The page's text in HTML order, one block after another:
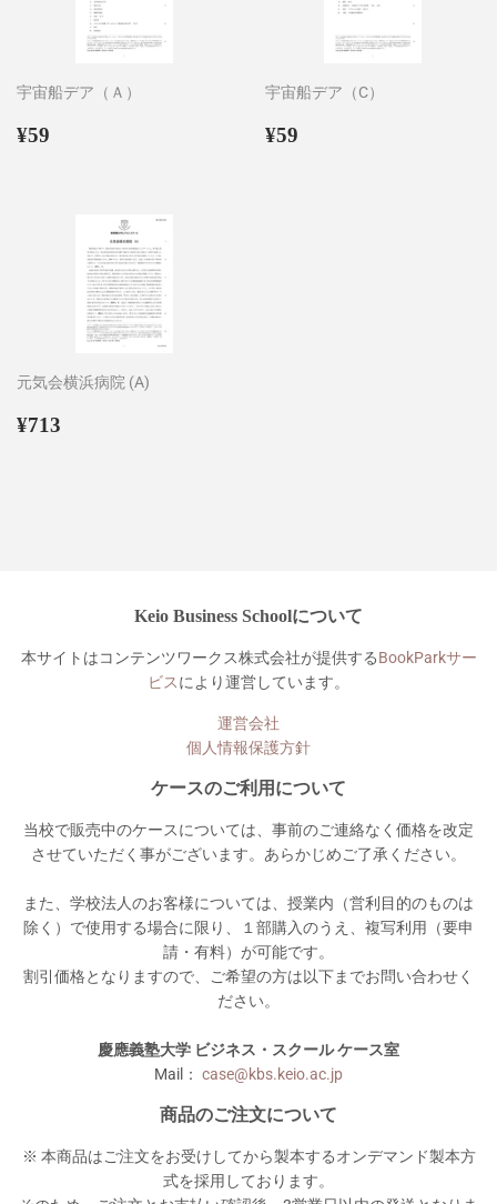
宇宙船デア（Ａ）
通
¥59
宇宙船デア（C）
通
¥59
元気会横浜病院 (A)
通
¥713
Keio Business Schoolについて
本サイトはコンテンツワークス株式会社が提供するBookParkサー
ビスにより運営しています。
運営会社
個人情報保護方針
ケースのご利用について
当校で販売中のケースについては、事前のご連絡なく価格を改定
させていただく事がございます。あらかじめご了承ください。
また、学校法人のお客様については、授業内（営利目的のものは
除く）で使用する場合に限り、１部購入のうえ、複写利用（要申
請・有料）が可能です。
割引価格となりますので、ご希望の方は以下までお問い合わせく
ださい。
慶應義塾大学 ビジネス・スクール ケース室
Mail： case@kbs.keio.ac.jp
商品のご注文について
※ 本商品はご注文をお受けしてから製本するオンデマンド製本方
式を採用しております。